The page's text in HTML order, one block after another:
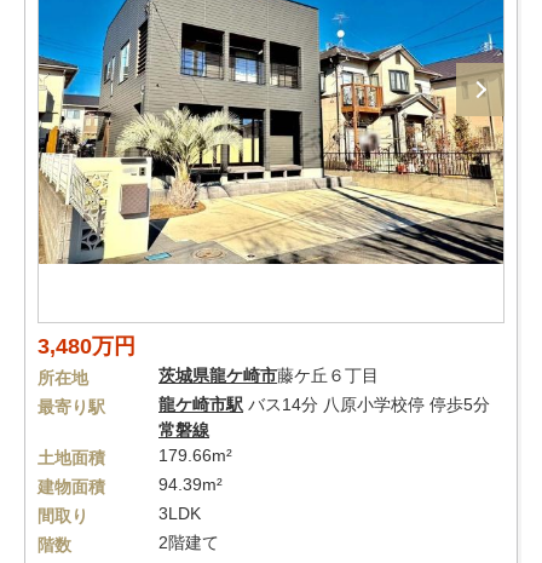
3,480万円
所在地 茨城県龍ケ崎市藤ケ丘６丁目
最寄り駅
龍ケ崎市駅 バス14分 八原小学校停 停歩5分
常磐線
土地面積
179.66m²
建物面積
94.39m²
間取り
3LDK
階数
2階建て